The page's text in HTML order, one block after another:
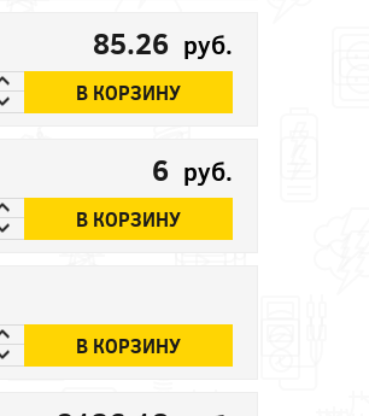
85.26 руб.
В КОРЗИНУ
6 руб.
В КОРЗИНУ
В КОРЗИНУ